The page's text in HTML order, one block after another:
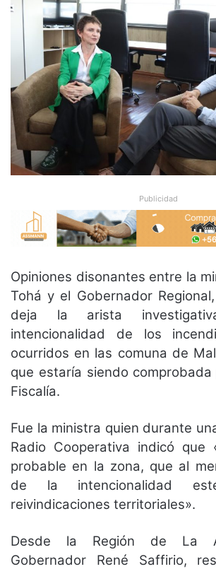
Publicidad
Opiniones disonantes entre la
Tohá y el Gobernador
deja la arista
intencionalidad de los
ocurridos en las comuna de
que estaría siendo comprobada
Fiscalía.
Fue la ministra quien durante
Radio Cooperativa indicó que
probable en la zona, que al
de la intencionalidad
reivindicaciones territoriales».
Desde la Región de La
Gobernador René Saffirio,